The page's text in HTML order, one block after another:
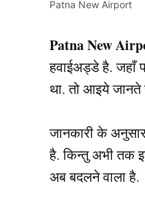
Patna New Airport
Patna New
हवाईअड्डे है. जहाँ
था. तो आइये
जानकारी के
है. किन्तु अभी तक
अब बदलने वाला है.